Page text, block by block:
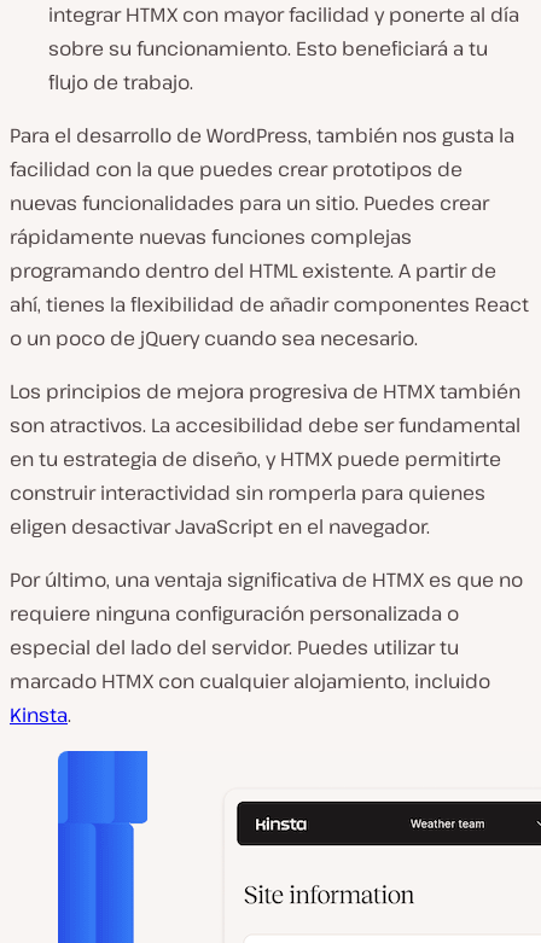
integrar HTMX con mayor facilidad y ponerte al día
sobre su funcionamiento. Esto beneficiará a tu
flujo de trabajo.
Para el desarrollo de WordPress, también nos gusta la
facilidad con la que puedes crear prototipos de
nuevas funcionalidades para un sitio. Puedes crear
rápidamente nuevas funciones complejas
programando dentro del HTML existente. A partir de
ahí, tienes la flexibilidad de añadir componentes React
o un poco de jQuery cuando sea necesario.
Los principios de mejora progresiva de HTMX también
son atractivos. La accesibilidad debe ser fundamental
en tu estrategia de diseño, y HTMX puede permitirte
construir interactividad sin romperla para quienes
eligen desactivar JavaScript en el navegador.
Por último, una ventaja significativa de HTMX es que no
requiere ninguna configuración personalizada o
especial del lado del servidor. Puedes utilizar tu
marcado HTMX con cualquier alojamiento, incluido
Kinsta.